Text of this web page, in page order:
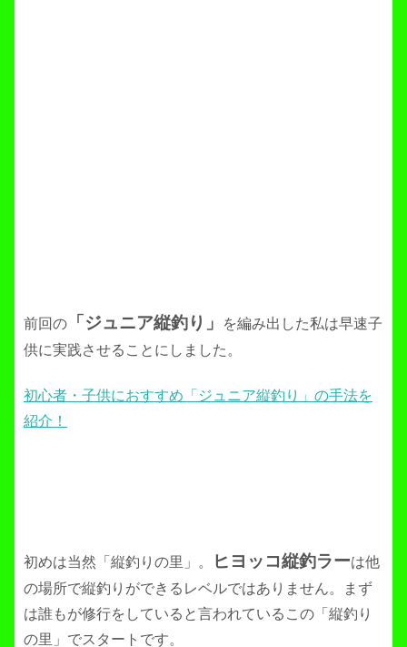
前回の 「ジュニア縦釣り」
を編み出した私は早速子
供に実践させることにしました。
初心者・子供におすすめ「ジュニア縦釣り」の手法を
紹介！
初めは当然「縦釣りの里」。 ヒヨッコ縦釣ラーは他
の場所で縦釣りができるレベルではありません。まず
は誰もが修行をしていると言われているこの「縦釣り
の里」でスタートです。